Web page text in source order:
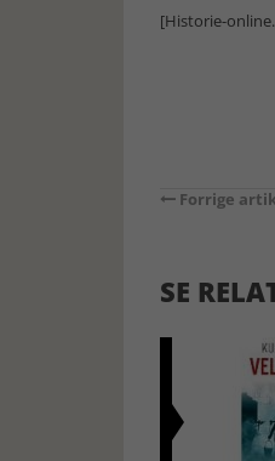
[Historie-
Forrige
SE